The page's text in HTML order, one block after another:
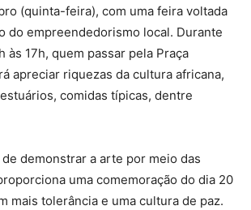
(quinta-feira), com uma feira voltada
do empreendedorismo local. Durante
às 17h, quem passar pela Praça
apreciar riquezas da cultura africana,
comidas típicas, dentre
de demonstrar a arte por meio das
uma comemoração do dia 20
mais tolerância e uma cultura de paz.